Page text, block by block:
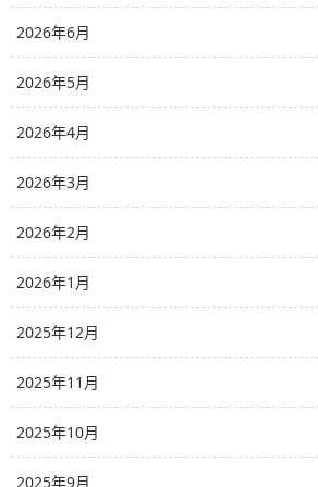
2026年6月
2026年5月
2026年4月
2026年3月
2026年2月
2026年1月
2025年12月
2025年11月
2025年10月
2025年9月